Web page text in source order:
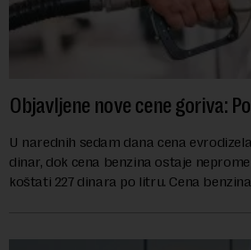
Objavljene nove cene goriva:
U narednih sedam dana cena
dinar, dok cena benzina ostaje
koštati 227 dinara po litru. Cena